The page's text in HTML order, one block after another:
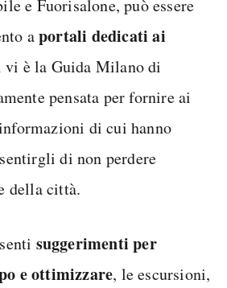
e Fuorisalone, può essere
aportali dedicati ai
vi è la Guida Milano di
pensata per fornire ai
di cui hanno
di non perdere
della città.
suggerimenti per
e ottimizzare, le escursioni,